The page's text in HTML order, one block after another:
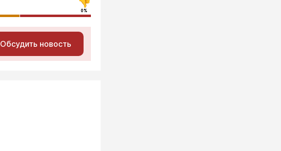
0%
Обсудить новость